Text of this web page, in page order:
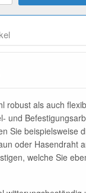
robust als auch
und
Sie beispielsweise
oder Hasendraht
welche Sie